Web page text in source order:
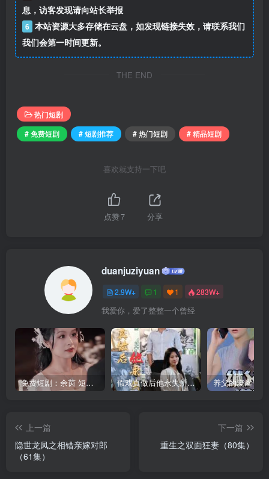
息，访客发现请向站长举报
6 本站资源大多存储在云盘，如发现链接失效，请联系我们
我们会第一时间更新。
THE END
热门短剧
# 免费短剧
# 短剧推荐 # 热门短剧 # 精品短剧
喜欢就支持一下吧
点赞7 分享
duanjuziyuan
2.9W+ 1 1 283W+
我爱你，爱了整整一个曾经
免费短剧：余茵 短剧 16部合集 假戏真做后他永失所爱（60集）程澄＆杨珞仟
上一篇
隐世龙凤之相错亲嫁对郎
（61集）
下一篇
重生之双面狂妻（80集）